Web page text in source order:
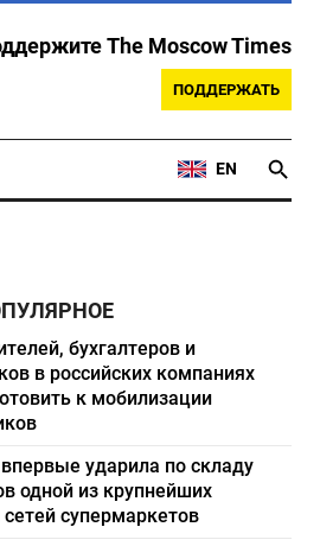
The Moscow Times
ПОДДЕРЖАТЬ
EN
бухгалтеров и
в российских компаниях
к мобилизации
ударила по складу
одной из крупнейших
сетей супермаркетов